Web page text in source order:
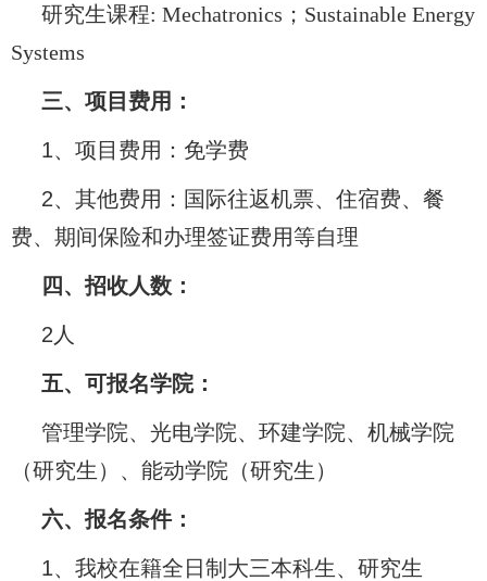
研究生课程: Mechatronics ； Sustainable Energy
Systems
三、项目费用：
1、项目费用：免学费
2、其他费用：国际往返机票、住宿费、餐
费、期间保险和办理签证费用等自理
四、招收人数：
2 人
五、可报名学院：
管理学院、光电学院、环建学院、机械学院
（研究生）、能动学院（研究生）
六、报名条件：
1、我校在籍全日制大三本科生、研究生